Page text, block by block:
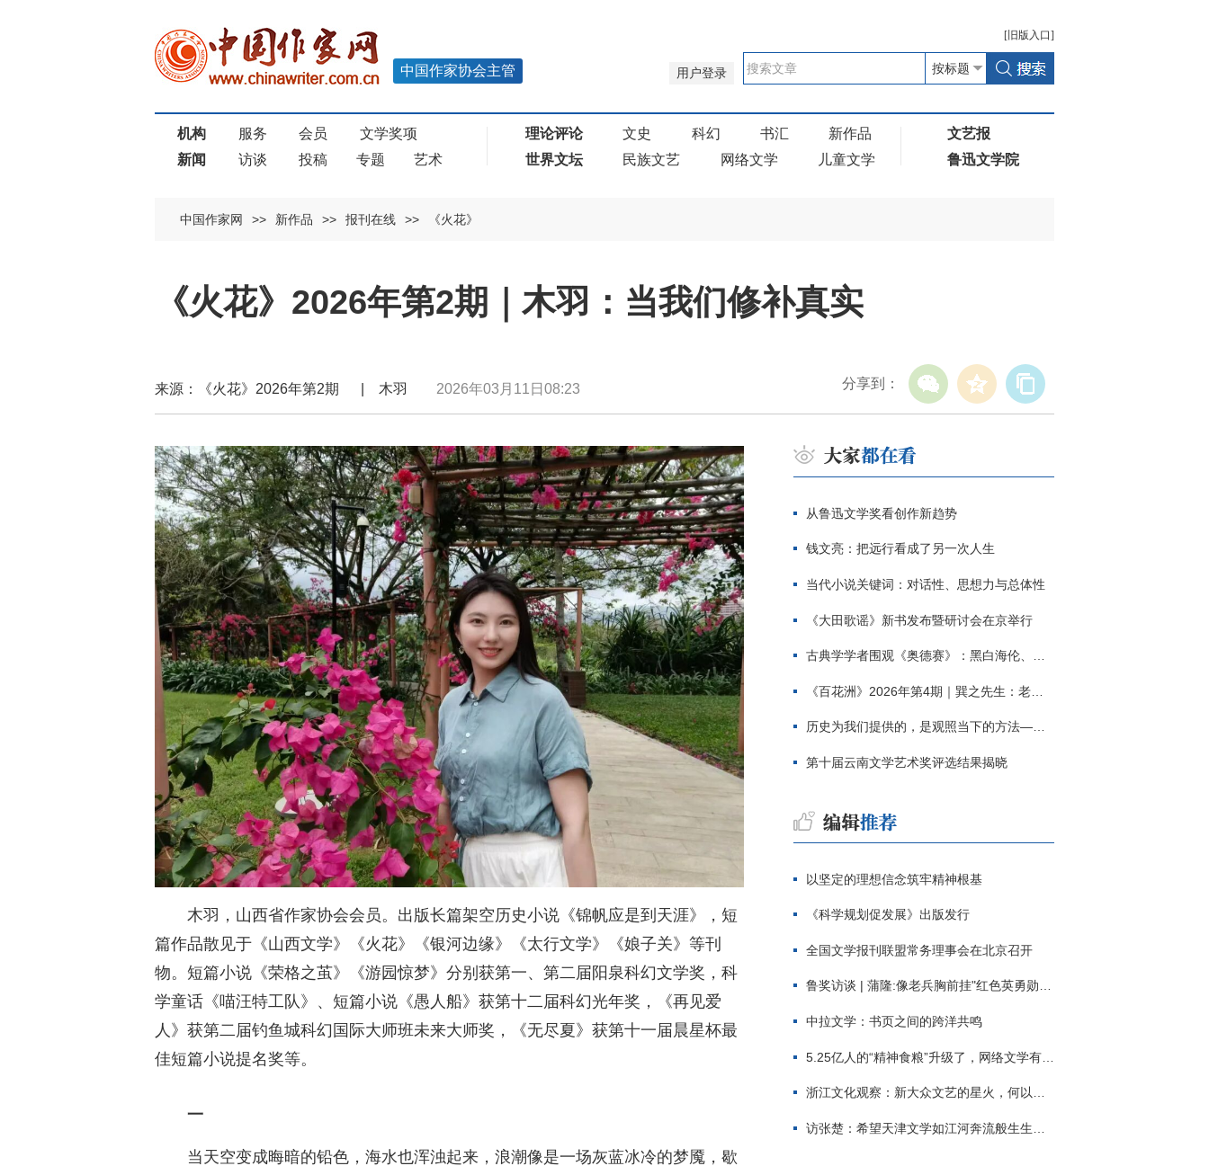
[ 旧版 入口]
用户登录
中国作家协会主管
机构 服务 会员
文学奖项
新闻
访谈 投稿 专题 艺术
理论评论 文史 科幻 书汇
新作品
世界文坛
民族文艺 网络文学 儿童文学
文艺报
鲁迅文学院
中国作家网 >> 新作品 >> 报刊在线 >> 《火花》
《火花》2026年第2期｜木羽：当我们修补真实
分享到：
来源：《火花》2026年第2期 | 木羽 2026年03月11日08:23
木羽，山西省作家协会会员。出版长篇架空历史小说《锦帆应是到天涯》，短
篇作品散见于《山西文学》《火花》《银河边缘》《太行文学》《娘子关》等刊
物。短篇小说《荣格之茧》《游园惊梦》分别获第一、第二届阳泉科幻文学奖，科
学童话《喵汪特工队》、短篇小说《愚人船》获第十二届科幻光年奖，《再见爱
人》获第二届钓鱼城科幻国际大师班未来大师奖，《无尽夏》获第十一届晨星杯最
佳短篇小说提名奖等。
一
当天空变成晦暗的铅色，海水也浑浊起来，浪潮像是一场灰蓝冰冷的梦魇，歇
从鲁迅文学奖看创作新趋势
钱文亮：把远行看成了另一次人生
当代小说关键词：对话性、思想力与总体性
《大田歌谣》新书发布暨研讨会在京举行
古典学学者围观《奥德赛》：黑白海伦、佩涅罗佩的别针与神秘入侵者
《百花洲》2026年第4期｜巽之先生：老兵朱向前侧记三题
历史为我们提供的，是观照当下的方法——历史题材非虚构写作多人谈
第十届云南文学艺术奖评选结果揭晓
以坚定的理想信念筑牢精神根基
《科学规划促发展》出版发行
全国文学报刊联盟常务理事会在北京召开
鲁奖访谈 | 蒲隆:像老兵胸前挂"红色英勇勋章"
中拉文学：书页之间的跨洋共鸣
5.25亿人的“精神食粮”升级了，网络文学有了哪些新变化？
浙江文化观察：新大众文艺的星火，何以燎原？
访张楚：希望天津文学如江河奔流般生生不息